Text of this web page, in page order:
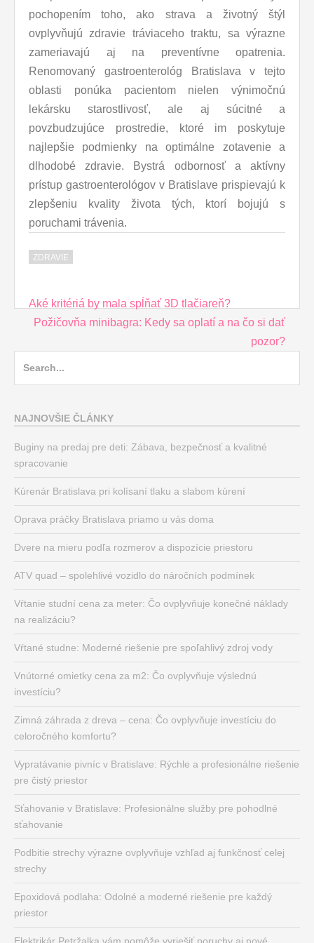
pochopením toho, ako strava a životný štýl
ovplyvňujú zdravie tráviaceho traktu, sa výrazne
zameriavajú aj na preventívne opatrenia.
Renomovaný gastroenterológ Bratislava v tejto
oblasti ponúka pacientom nielen výnimočnú
lekársku starostlivosť, ale aj súcitné a
povzbudzujúce prostredie, ktoré im poskytuje
najlepšie podmienky na optimálne zotavenie a
dlhodobé zdravie. Bystrá odbornosť a aktívny
prístup gastroenterológov v Bratislave prispievajú k
zlepšeniu kvality života tých, ktorí bojujú s
poruchami trávenia.
ZDRAVIE
Post
navigation
Aké kritériá by mala spĺňať 3D tlačiareň?
Požičovňa minibagra: Kedy sa oplatí a na čo si dať
pozor?
NAJNOVŠIE ČLÁNKY
Buginy na predaj pre deti: Zábava, bezpečnosť a kvalitné
spracovanie
Kúrenár Bratislava pri kolísaní tlaku a slabom kúrení
Oprava práčky Bratislava priamo u vás doma
Dvere na mieru podľa rozmerov a dispozície priestoru
ATV quad – spolehlivé vozidlo do náročních podmínek
Vŕtanie studní cena za meter: Čo ovplyvňuje konečné náklady
na realizáciu?
Vŕtané studne: Moderné riešenie pre spoľahlivý zdroj vody
Vnútorné omietky cena za m2: Čo ovplyvňuje výslednú
investíciu?
Zimná záhrada z dreva – cena: Čo ovplyvňuje investíciu do
celoročného komfortu?
Vypratávanie pivníc v Bratislave: Rýchle a profesionálne riešenie
pre čistý priestor
Sťahovanie v Bratislave: Profesionálne služby pre pohodlné
sťahovanie
Podbitie strechy výrazne ovplyvňuje vzhľad aj funkčnosť celej
strechy
Epoxidová podlaha: Odolné a moderné riešenie pre každý
priestor
Elektrikár Petržalka vám pomôže vyriešiť poruchy aj nové